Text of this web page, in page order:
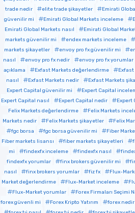
trade nedir
elite trade şikayetler Emirati
güvenilir mi
Emirati Global Markets inceleme
Emirati Global Markets nasıl
Emirati Global
markets güvenilir mi
endex markets inceleme
markets şikayetler
envoy pro fx güvenilir mi
nasıl
envoy pro fx nedir envoy pro fx yorumlar
açıklama
Exfast Markets değerlendirme
nasıl
Exfast Markets nedir Exfast Markets
Expert Capital güvenilir mi
Expert Capital
Expert Capital nasıl
Expert Capital nedir Expert
Felix Markets değerlendirme
Felix Markets
Markets nedir
Felix Markets şikayetler Felix
fgc borsa
fgc borsa güvenilir mi Fiber
Fiber markets lisansı
fiber markets şikayetleri
mi
findexfx inceleme findexfx nasıl
findexfx yorumlar
finx brokers güvenilir mi
nasıl
finx brokers yorumlar fiz fx Flux-
Market değerlendirme
Flux-Market inceleme
Flux-Market yorumlar
Forex Firmaları Seçimi
forex güvenli mi
Forex Kripto Yatırım forex nedir